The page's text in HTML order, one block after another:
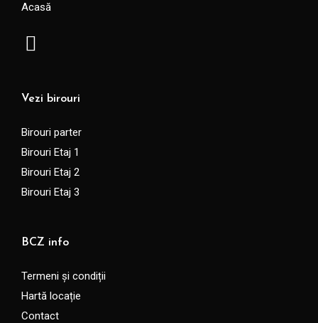
Acasă
Vezi birouri
Birouri parter
Birouri Etaj 1
Birouri Etaj 2
Birouri Etaj 3
BCZ info
Termeni și condiții
Hartă locație
Contact